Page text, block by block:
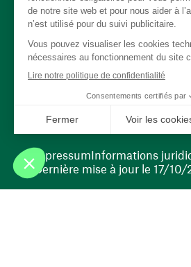
(ouvre une nouvelle
(ouvre une
Dernière mise à jour le 17/10/
ImpressumInformations